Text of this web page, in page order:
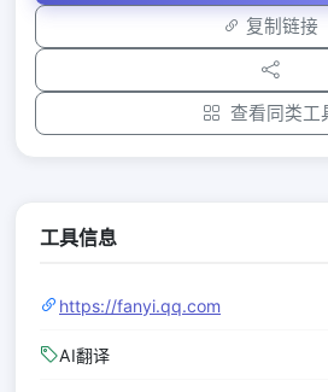
复制链接
查看同类工
工具信息
https://fanyi.qq.com
AI翻译